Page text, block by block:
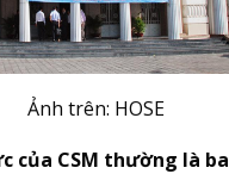
Ảnh trên: HOSE
của CSM thường là